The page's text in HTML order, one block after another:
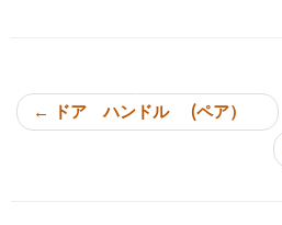
← ドア ハンドル (ペア）